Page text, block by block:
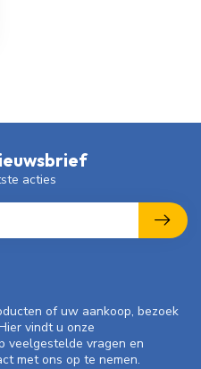
of uw aankoop, bezoek
vindt u onze
veelgestelde vragen en
met ons op te nemen.
acties